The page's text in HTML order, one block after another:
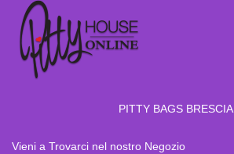
PITTY BAGS BRESCIA
Vieni a Trovarci nel nostro Negozio